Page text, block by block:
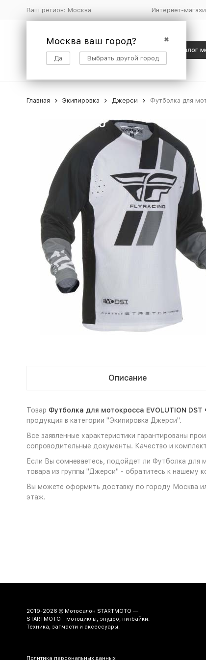
Ваш регион: Москва
✖
Москва ваш город?
Да Выбрать другой город
Интернет-
Каталог
Главная Экипировка Джерси Футболка для
Описание
Товар Футболка для мотокросса EVOLUTION DST
продукция в категории "Экипировка Джерси".
Все заявленные характеристики гарантированы
сопроводительные документы. Качество и
Если Вы сомневаетесь, подойдет ли Футболка для
товара из группы "Джерси" - обратитесь к нашему
Вы можете оформить доставку по городу Москва
этаж.
2019-2026 © Мотосалон STARTMOTO —
STARTMOTO - мотоциклы, энудро, питбайки.
Техника, запчасти и аксессуары.
Политика персональных данных